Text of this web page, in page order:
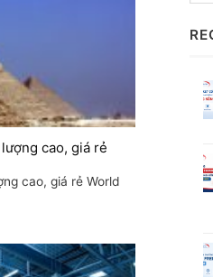
cao, giá rẻ
cao, giá rẻ World